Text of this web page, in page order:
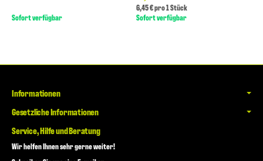
Sofort verfügbar
6,45 € pro 1 Stück
Sofort verfügbar
Informationen
Gesetzliche Informationen
Service, Hilfe und Beratung
Wir helfen Ihnen sehr gerne weiter!